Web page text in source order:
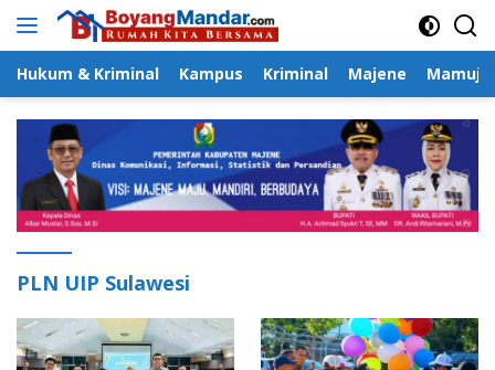
Langsung
Hukum & Kriminal Kampus Kriminal Majene Mamuju
PLN UIP Sulawesi